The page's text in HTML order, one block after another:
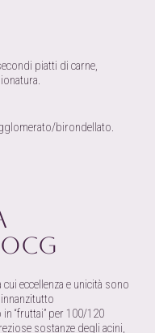
piatti di carne,
birondellato.
eccellenza e unicità sono
“fruttai” per 100/120
sostanze degli acini,